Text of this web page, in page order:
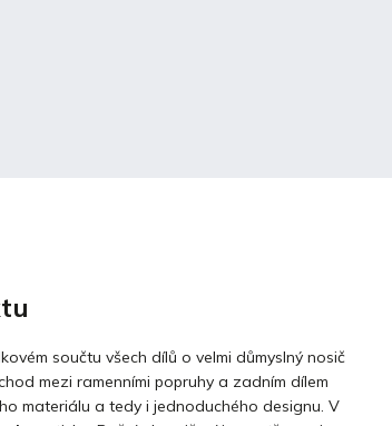
součtu všech dílů o velmi důmyslný nosič
mezi ramenními popruhy a zadním dílem
materiálu a tedy i jednoduchého designu. V